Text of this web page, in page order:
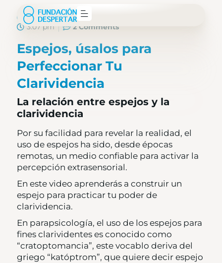
Fundación Despertar
3:07 pm
2 Comments
Espejos, úsalos para
Perfeccionar Tu
Clarividencia
La relación entre espejos y la
clarividencia
Por su facilidad para revelar la realidad, el
uso de espejos ha sido, desde épocas
remotas, un medio confiable para activar la
percepción extrasensorial.
En este video aprenderás a construir un
espejo para practicar tu poder de
clarividencia.
En parapsicología, el uso de los espejos para
fines clarividentes es conocido como
“cratoptomancia”, este vocablo deriva del
griego “katóptrom”, que quiere decir espejo